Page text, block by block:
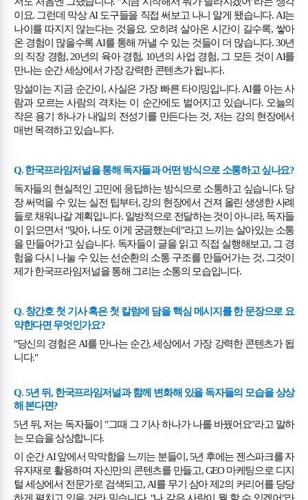
이요. 그런데 막상AI도구들을 직접 써보고 나니 알게 됐습니다. AI는
나이를 따지지 않는다는 것을요. 오히려 살아온 시간이 길수록, 쌓아
온 경험이 많을수록AI를 통해 꺼낼 수 있는 것들이 더 많습니다. 30년
의 직장 경험, 20년의 육아 경험, 10년의 사업 경험, 그 모든 것이 AI를
만나는 순간 세상에서 가장 강력한 콘텐츠가 됩니다.
망설이는 지금 순간이 ,사실은 가장 빠른 타이밍입니다. AI를 아는 사
람과 모르는 사람의 격차는 이 순간에도 벌어지고 있습니다. 오늘의
작은 용기 하나가 내일의 전성기를 만든다는 것, 저는 강의 현장에서
매번 목격하고 있습니다.
Q.한국프라임저널을 통해 독자들과 어떤 방식으로 소통하고 싶나요?
독자들의 현실적인 고민에 응답하는 방식으로 소통하고 싶습니다. 당
장 써먹을 수 있는 실전 팁부터,강의 현장에서 건져 올린 생생한 사례
들로 채워나갈 계획입니다. 일방적으로 전달하는 것이 아니라, 독자들
이 읽으면서 "맞아, 나도 이게 궁금했는데 "라고 느끼는 살아있는 소통
을 만들어가고 싶습니다. 독자들이 글을 읽고 직접 실행해보고, 그 경
험을 다시 나눌 수 있는 선순환의 소통 구조를 만들어가는 것, 그것이
제가 한국프라임저널을 통해 그리는 소통의 모습입니다.
Q. 창간호 첫 기사 혹은 첫 칼럼에 담을 핵심 메시지를 한 문장으로 요
약한다면 무엇인가요?
"당신의 경험은 AI를 만나는 순간,세상에서 가장 강력한 콘텐츠가 됩
니다."
Q. 5년 뒤,한국프라임저널과 함께 변화해 있을 독자들의 모습을 상상
해 본다면?
5년 뒤, 저는 독자들이 "그때 그 기사 하나가 나를 바꿨어요"라고 말하
는 모습을 상상합니다.
이 순간AI앞에서 막막함을 느끼는 분들이 , 5년 후에는 젠스파크를 자
유자재로 활용하며 자신만의 콘텐츠를 만들고, GEO마케팅으로 디지
털 세상에서 전문가로 검색되고, AI를 무기 삼아 제 2의 커리어를 당당
하게 펼치고 있을 거라 믿습니다. "나 같은 사람이 뭘 할 수 있겠어"라